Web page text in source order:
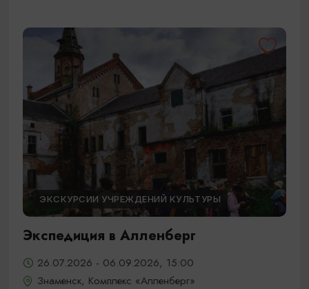
ЭКСКУРСИИ УЧРЕЖДЕНИЙ КУЛЬТУРЫ
Экспедиция в Алленберг
26.07.2026 - 06.09.2026, 15:00
Знаменск, Комплекс «Алленберг»